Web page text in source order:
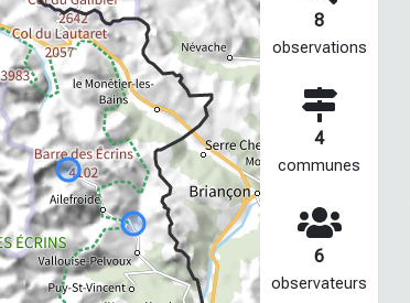
8
observations
4
communes
6
observateurs